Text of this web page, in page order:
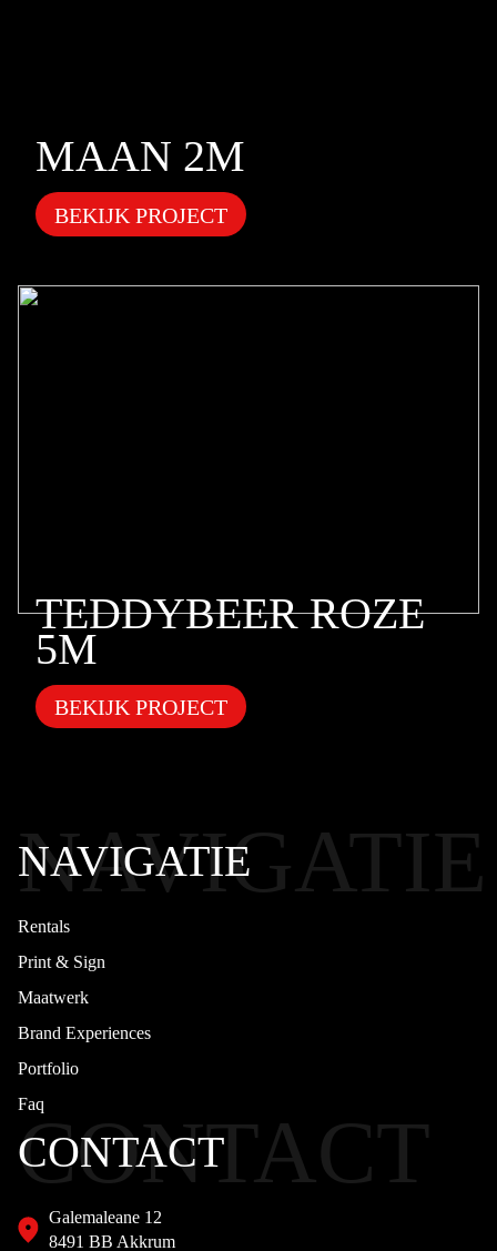
MAAN 2M
BEKIJK PROJECT
TEDDYBEER ROZE
5M
BEKIJK PROJECT
NAVIGATIE
NAVIGATIE
Rentals
Print & Sign
Maatwerk
Brand Experiences
Portfolio
Faq
CONTACT
CONTACT
Galemaleane 12
8491 BB Akkrum